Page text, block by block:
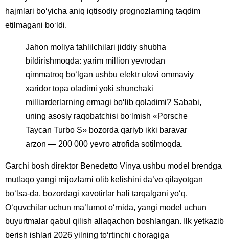
hajmlari bo‘yicha aniq iqtisodiy prognozlarning taqdim
etilmagani bo‘ldi.
Jahon moliya tahlilchilari jiddiy shubha
bildirishmoqda: yarim million yevrodan
qimmatroq bo‘lgan ushbu elektr ulovi ommaviy
xaridor topa oladimi yoki shunchaki
milliarderlarning ermagi bo‘lib qoladimi? Sababi,
uning asosiy raqobatchisi bo‘lmish «Porsche
Taycan Turbo S» bozorda qariyb ikki baravar
arzon — 200 000 yevro atrofida sotilmoqda.
Garchi bosh direktor Benedetto Vinya ushbu model brendga
mutlaqo yangi mijozlarni olib kelishini da’vo qilayotgan
bo‘lsa-da, bozordagi xavotirlar hali tarqalgani yo‘q.
O‘quvchilar uchun ma’lumot o‘rnida, yangi model uchun
buyurtmalar qabul qilish allaqachon boshlangan. Ilk yetkazib
berish ishlari 2026 yilning to‘rtinchi choragiga